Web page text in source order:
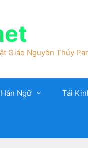
Giáo Nguyên Thủy
Ngữ Tải